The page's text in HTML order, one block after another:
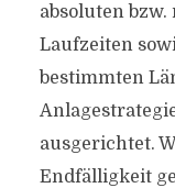
absoluten
Laufzeiten
bestimmten
ausgerichtet.
Endfälligkeit